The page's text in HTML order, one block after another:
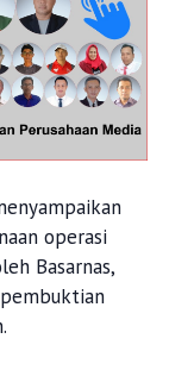
operasi
Basarnas,